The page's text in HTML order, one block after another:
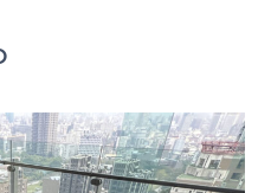
桃木色的溫潤